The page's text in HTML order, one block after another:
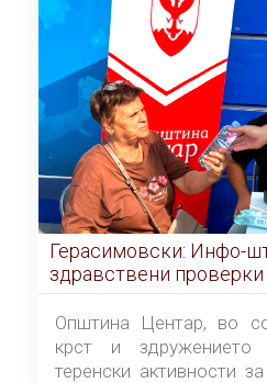
Герасимовски: Инфо-
здравствени
граѓаните во услови
Општина Центар, во
крст и здружението
теренски активности